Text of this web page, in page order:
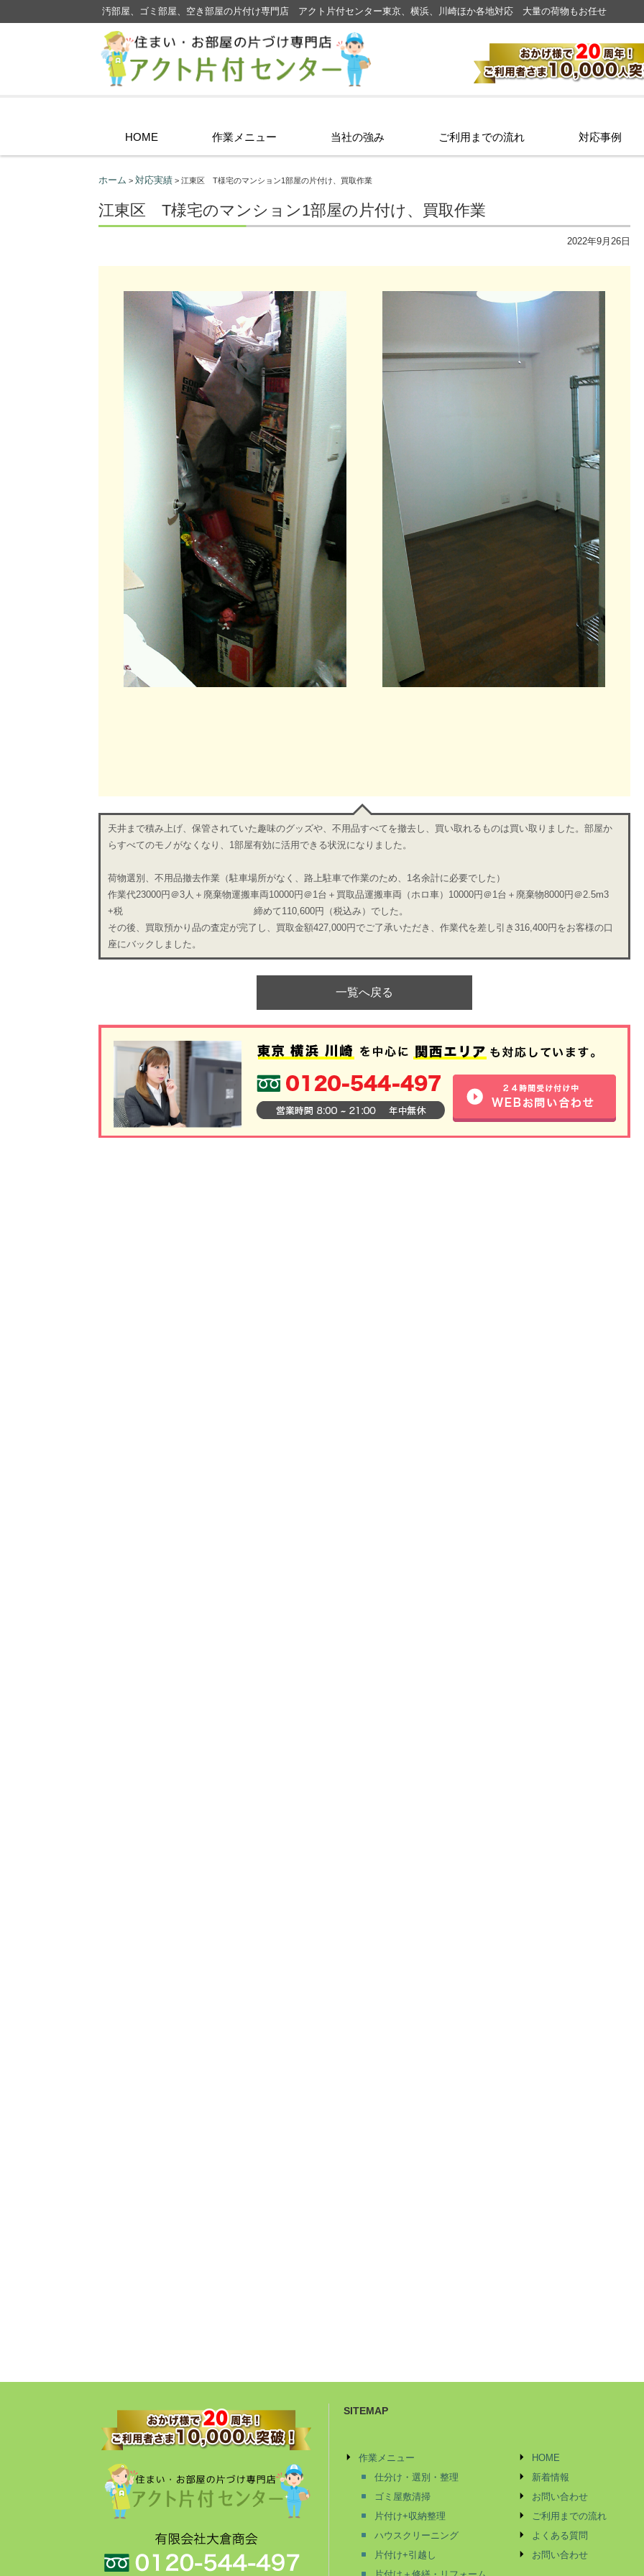
汚部屋、ゴミ部屋、空き部屋の片付け専門店 アクト片付センター東京、横浜、川崎ほか各地対応 大量の荷物もお任せ
HOME 作業メニュー 当社の強み ご利用までの流れ 対応事例
ホーム > 対応実績 > 江東区 T様宅のマンション1部屋の片付け、買取作業
江東区 T様宅のマンション1部屋の片付け、買取作業
2022年9月26日
天井まで積み上げ、保管されていた趣味のグッズや、不用品すべてを撤去し、買い取れるものは買い取りました。部屋か
らすべてのモノがなくなり、1部屋有効に活用できる状況になりました。
荷物選別、不用品撤去作業（駐車場所がなく、路上駐車で作業のため、1名余計に必要でした）
作業代23000円＠3人＋廃棄物運搬車両10000円＠1台＋買取品運搬車両（ホロ車）10000円＠1台＋廃棄物8000円＠2.5m3
+税 締めて110,600円（税込み）でした。
その後、買取預かり品の査定が完了し、買取金額427,000円でご了承いただき、作業代を差し引き316,400円をお客様の口
座にバックしました。
一覧へ戻る
SITEMAP
作業メニュー
仕分け・選別・整理
ゴミ屋敷清掃
片付け+収納整理
ハウスクリーニング
片付け+引越し
HOME
新着情報
お問い合わせ
ご利用までの流れ
よくある質問
お問い合わせ